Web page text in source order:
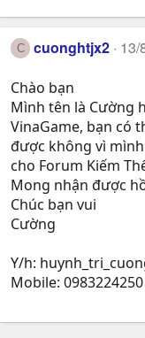
C cuonghtjx2 13/
Chào bạn
Mình tên là Cường
VinaGame, bạn có
được không vì
cho Forum Kiếm
Mong nhận được
Chúc bạn vui
Cường
Y/h:
Mobile: 0983224250